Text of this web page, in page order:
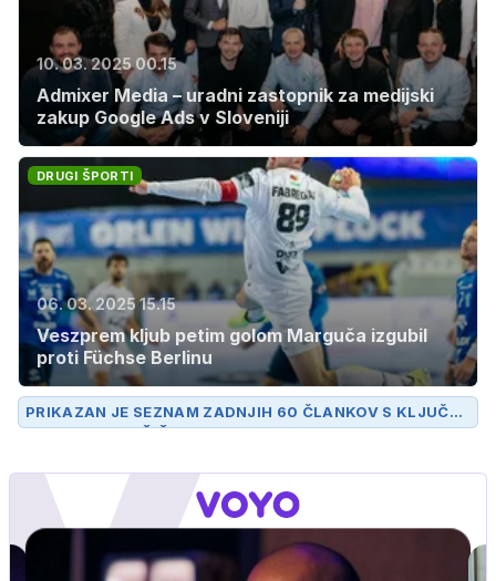
10. 03. 2025 00.15
Admixer Media – uradni zastopnik za medijski
zakup Google Ads v Sloveniji
DRUGI ŠPORTI
06. 03. 2025 15.15
Veszprem kljub petim golom Marguča izgubil
proti Füchse Berlinu
PRIKAZAN JE SEZNAM ZADNJIH 60 ČLANKOV S KLJUČN
O BESEDOKAVČIČ.